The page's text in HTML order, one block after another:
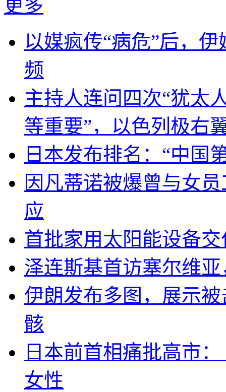
更多
以媒疯传“病危”后，
频
主持人连问四次“犹太
等重要”，以色列极右
日本发布排名：“中国
因凡蒂诺被爆曾与女
应
首批家用太阳能设备
泽连斯基首访塞尔维
伊朗发布多图，展示
骸
日本前首相痛批高市
女性